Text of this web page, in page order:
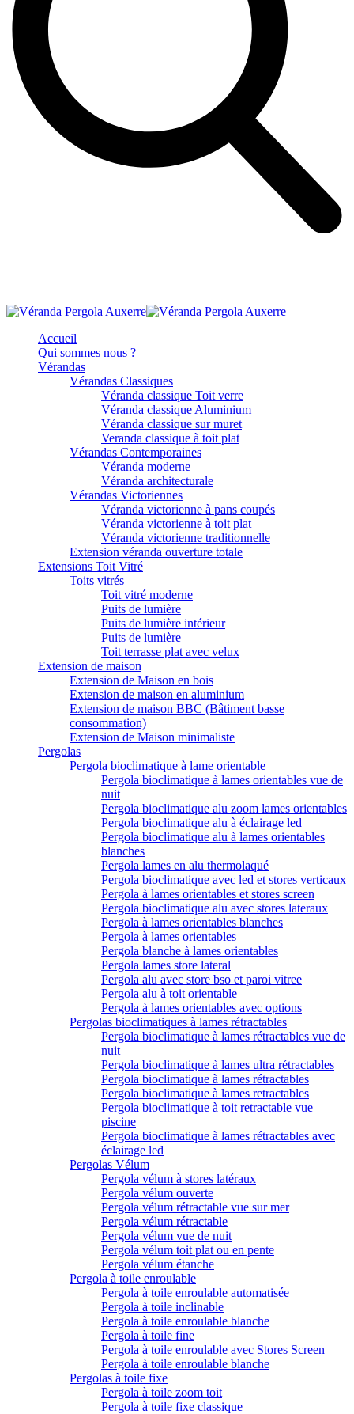
Accueil
Qui sommes nous ?
Vérandas
Vérandas Classiques
Véranda classique Toit verre
Véranda classique Aluminium
Véranda classique sur muret
Veranda classique à toit plat
Vérandas Contemporaines
Véranda moderne
Véranda architecturale
Vérandas Victoriennes
Véranda victorienne à pans coupés
Véranda victorienne à toit plat
Véranda victorienne traditionnelle
Extension véranda ouverture totale
Extensions Toit Vitré
Toits vitrés
Toit vitré moderne
Puits de lumière
Puits de lumière intérieur
Puits de lumière
Toit terrasse plat avec velux
Extension de maison
Extension de Maison en bois
Extension de maison en aluminium
Extension de maison BBC (Bâtiment basse
consommation)
Extension de Maison minimaliste
Pergolas
Pergola bioclimatique à lame orientable
Pergola bioclimatique à lames orientables vue de
nuit
Pergola bioclimatique alu zoom lames orientables
Pergola bioclimatique alu à éclairage led
Pergola bioclimatique alu à lames orientables
blanches
Pergola lames en alu thermolaqué
Pergola bioclimatique avec led et stores verticaux
Pergola à lames orientables et stores screen
Pergola bioclimatique alu avec stores lateraux
Pergola à lames orientables blanches
Pergola à lames orientables
Pergola blanche à lames orientables
Pergola lames store lateral
Pergola alu avec store bso et paroi vitree
Pergola alu à toit orientable
Pergola à lames orientables avec options
Pergolas bioclimatiques à lames rétractables
Pergola bioclimatique à lames rétractables vue de
nuit
Pergola bioclimatique à lames ultra rétractables
Pergola bioclimatique à lames rétractables
Pergola bioclimatique à lames retractables
Pergola bioclimatique à toit retractable vue
piscine
Pergola bioclimatique à lames rétractables avec
éclairage led
Pergolas Vélum
Pergola vélum à stores latéraux
Pergola vélum ouverte
Pergola vélum rétractable vue sur mer
Pergola vélum rétractable
Pergola vélum vue de nuit
Pergola vélum toit plat ou en pente
Pergola vélum étanche
Pergola à toile enroulable
Pergola à toile enroulable automatisée
Pergola à toile inclinable
Pergola à toile enroulable blanche
Pergola à toile fine
Pergola à toile enroulable avec Stores Screen
Pergola à toile enroulable blanche
Pergolas à toile fixe
Pergola à toile zoom toit
Pergola à toile fixe classique